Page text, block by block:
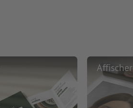
Affischer